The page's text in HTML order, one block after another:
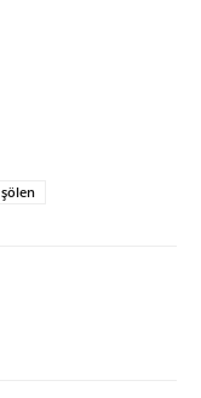
şölen